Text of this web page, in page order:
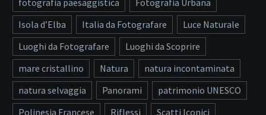
fotografia paesaggistica
Fotografia Urbana
Isola d’Elba
Italia da Fotografare
Luce Naturale
Luoghi da Fotografare
Luoghi da Scoprire
mare cristallino
Natura
natura incontaminata
natura selvaggia
Panorami
patrimonio UNESCO
Polinesia Francese
Riflessi
Scatti Iconici